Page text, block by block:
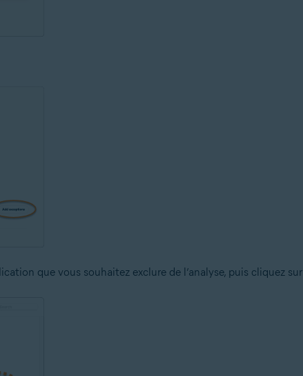
que vous souhaitez exclure de l’analyse, puis cliquez sur